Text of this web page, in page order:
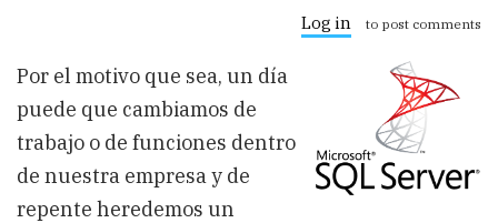
de
Server
sobre
un
entorno
heredado
Log in to post comments
Por el motivo que sea, un día
puede que cambiamos de
trabajo o de funciones dentro
de nuestra empresa y de
repente heredemos un